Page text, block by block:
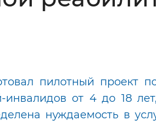
Остановить
пилотный проект
от 4 до 18
нуждаемость в